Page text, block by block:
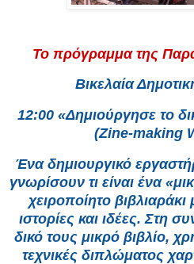
Το πρόγραμμα της
Βικελαία
12:00 «Δημιούργησε το
(Zine-making
Ένα δημιουργικό
γνωρίσουν τι είναι ένα
χειροποίητο
ιστορίες και ιδέες. Στη
δικό τους μικρό βιβλίο,
τεχνικές διπλώματος